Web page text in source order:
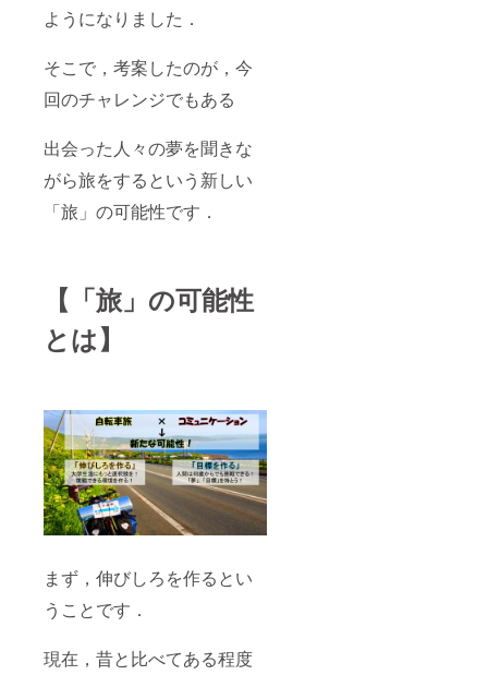
ようになりました．
そこで，考案したのが，今
回のチャレンジでもある
出会った人々の夢を聞きな
がら旅をするという新しい
「旅」の可能性です．
【「旅」の可能性
とは】
まず，伸びしろを作るとい
うことです．
現在，昔と比べてある程度